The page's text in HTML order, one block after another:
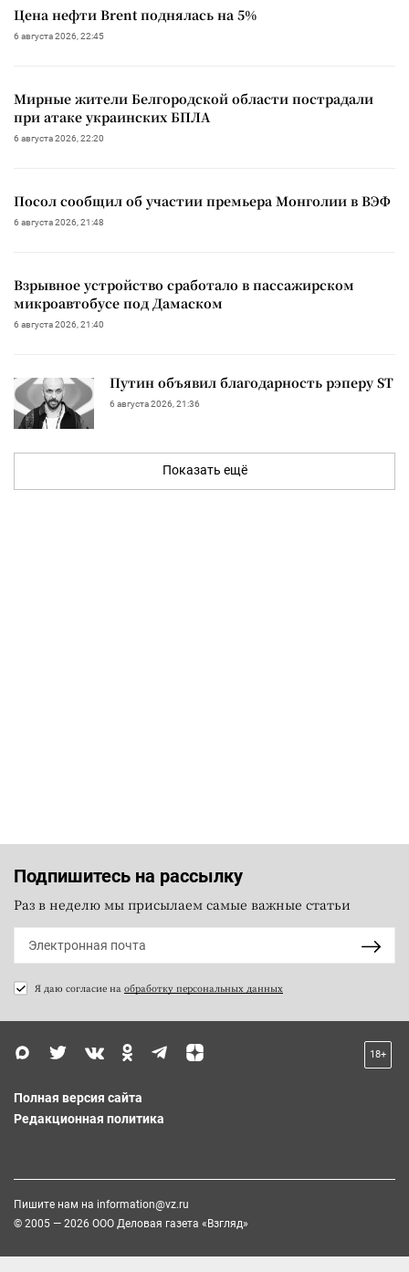
Цена нефти Brent поднялась на 5%
6 августа 2026, 22:45
Мирные жители Белгородской области пострадали
при атаке украинских БПЛА
6 августа 2026, 22:20
Посол сообщил об участии премьера Монголии в ВЭФ
6 августа 2026, 21:48
Взрывное устройство сработало в пассажирском
микроавтобусе под Дамаском
6 августа 2026, 21:40
Путин объявил благодарность рэперу ST
6 августа 2026, 21:36
Показать ещё
Подпишитесь на рассылку
Раз в неделю мы присылаем самые важные статьи
Я даю согласие на обработку персональных данных
18+
Полная версия сайта
Редакционная политика
Пишите нам на information@vz.ru
© 2005 — 2026 ООО Деловая газета «Взгляд»